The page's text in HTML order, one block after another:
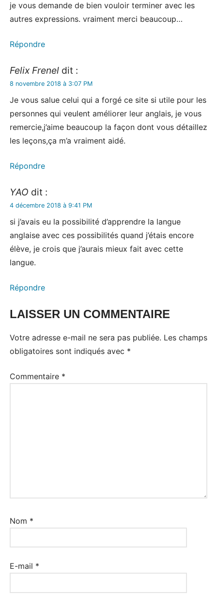
je vous demande de bien vouloir terminer avec les
autres expressions. vraiment merci beaucoup…
Répondre
Felix Frenel dit :
8 novembre 2018 à 3:07 PM
Je vous salue celui qui a forgé ce site si utile pour les
personnes qui veulent améliorer leur anglais, je vous
remercie,j’aime beaucoup la façon dont vous détaillez
les leçons,ça m’a vraiment aidé.
Répondre
YAO dit :
4 décembre 2018 à 9:41 PM
si j’avais eu la possibilité d’apprendre la langue
anglaise avec ces possibilités quand j’étais encore
élève, je crois que j’aurais mieux fait avec cette
langue.
Répondre
LAISSER UN COMMENTAIRE
Votre adresse e-mail ne sera pas publiée. Les champs
obligatoires sont indiqués avec *
Commentaire *
Nom *
E-mail *